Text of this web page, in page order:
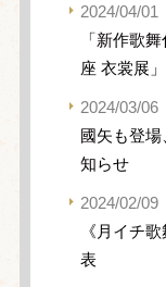
2024/04/01
「新作歌
座 衣裳展
2024/03/06
國矢も登
知らせ
2024/02/09
《月イチ
表